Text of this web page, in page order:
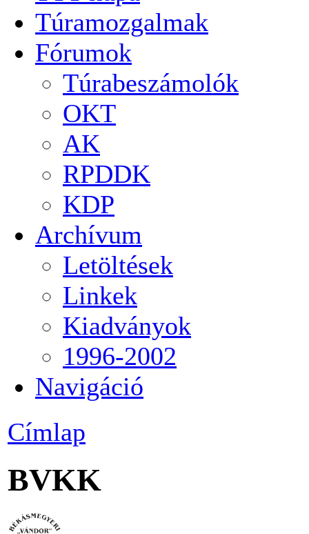
Túramozgalmak
Fórumok
Túrabeszámolók
OKT
AK
RPDDK
KDP
Archívum
Letöltések
Linkek
Kiadványok
1996-2002
Navigáció
Címlap
BVKK